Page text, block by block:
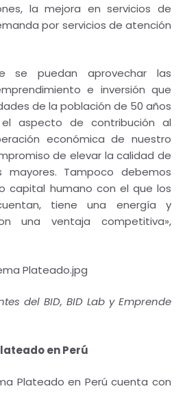
la mejora en servicios de
por servicios de atención
se puedan aprovechar las
e inversión que
de la población de 50 años
aspecto de contribución al
económica de nuestro
de elevar la calidad de
Tampoco debemos
capital humano con el que los
tiene una energía y
una ventaja competitiva»,
del BID, BID Lab y Emprende
en Perú
Plateado en Perú cuenta con